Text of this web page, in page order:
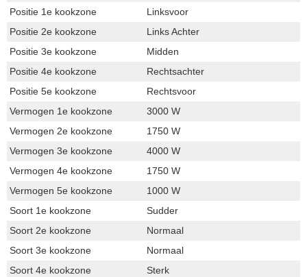
Positie 1e kookzone
Linksvoor
Positie 2e kookzone
Links Achter
Positie 3e kookzone
Midden
Positie 4e kookzone
Rechtsachter
Positie 5e kookzone
Rechtsvoor
Vermogen 1e kookzone
3000 W
Vermogen 2e kookzone
1750 W
Vermogen 3e kookzone
4000 W
Vermogen 4e kookzone
1750 W
Vermogen 5e kookzone
1000 W
Soort 1e kookzone
Sudder
Soort 2e kookzone
Normaal
Soort 3e kookzone
Normaal
Soort 4e kookzone
Sterk